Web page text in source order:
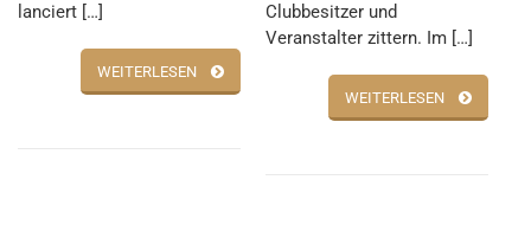
lanciert […]
WEITERLESEN
Clubbesitzer und
Veranstalter zittern. Im […]
WEITERLESEN